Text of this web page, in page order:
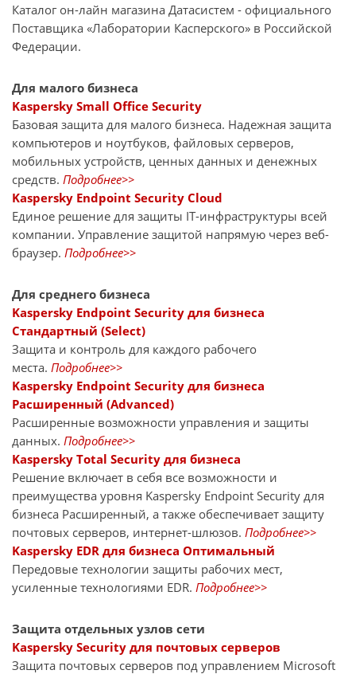
Каталог он-лайн магазина Датасиcтем - официального
Поставщика «Лаборатории Касперского» в Российской
Федерации.
Для малого бизнеса
Kaspersky Small Office Security
Базовая защита для малого бизнеса. Надежная защита
компьютеров и ноутбуков, файловых серверов,
мобильных устройств, ценных данных и денежных
средств. Подробнее>>
Kaspersky Endpoint Security Cloud
Единое решение для защиты IT-инфраструктуры всей
компании. Управление защитой напрямую через веб-
браузер. Подробнее>>
Для среднего бизнеса
Kaspersky Endpoint Security для бизнеса
Стандартный (Select)
Защита и контроль для каждого рабочего
места. Подробнее>>
Kaspersky Endpoint Security для бизнеса
Расширенный (Advanced)
Расширенные возможности управления и защиты
данных. Подробнее>>
Kaspersky Total Security для бизнеса
Решение включает в себя все возможности и
преимущества уровня Kaspersky Endpoint Security для
бизнеса Расширенный, а также обеспечивает защиту
почтовых серверов, интернет-шлюзов. Подробнее>>
Kaspersky EDR для бизнеса Оптимальный
Передовые технологии защиты рабочих мест,
усиленные технологиями EDR. Подробнее>>
Защита отдельных узлов сети
Kaspersky Security для почтовых серверов
Защита почтовых серверов под управлением Microsoft